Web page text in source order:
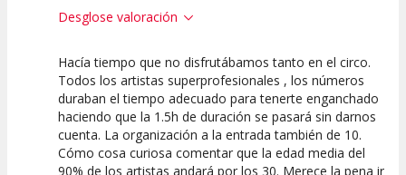
Desglose valoración
10
Calidad del
Espectáculo
10
Puesta en
Escena
10
Interpretación
artística
Hacía tiempo que no disfrutábamos tanto en el circo.
Todos los artistas superprofesionales , los números
duraban el tiempo adecuado para tenerte enganchado
haciendo que la 1.5h de duración se pasará sin darnos
cuenta. La organización a la entrada también de 10.
Cómo cosa curiosa comentar que la edad media del
90% de los artistas andará por los 30. Merece la pena ir